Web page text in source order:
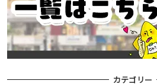
カテゴリー